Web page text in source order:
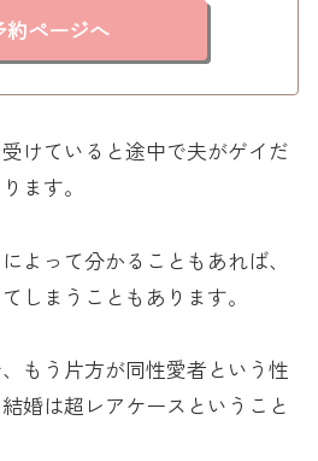
約ページへ
けていると途中で夫がゲイだ
ます。
よって分かることもあれば、
しまうこともあります。
もう片方が同性愛者という性
婚は超レアケースということ